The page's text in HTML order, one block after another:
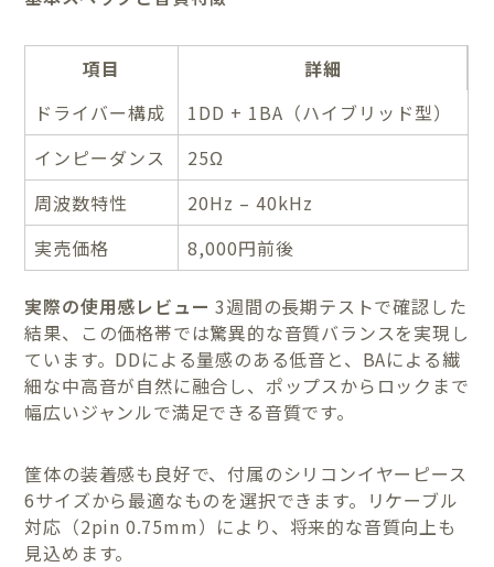
項目
詳細
ドライバー構成
1DD + 1BA（ハイブリッド型）
インピーダンス
25Ω
周波数特性
20Hz – 40kHz
実売価格
8,000円前後
実際の使用感レビュー 3週間の長期テストで確認した
結果、この価格帯では驚異的な音質バランスを実現し
ています。DDによる量感のある低音と、BAによる繊
細な中高音が自然に融合し、ポップスからロックまで
幅広いジャンルで満足できる音質です。
筐体の装着感も良好で、付属のシリコンイヤーピース
6サイズから最適なものを選択できます。リケーブル
対応（2pin 0.75mm）により、将来的な音質向上も
見込めます。